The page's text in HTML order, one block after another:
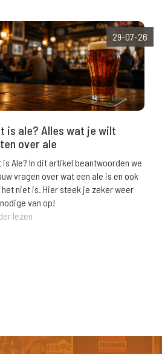
29-07-26
is ale? Alles wat je wilt
over ale
is Ale? In dit artikel beantwoorden we
vragen over wat een ale is en ook
niet is. Hier steek je zeker weer
van op!
lezen